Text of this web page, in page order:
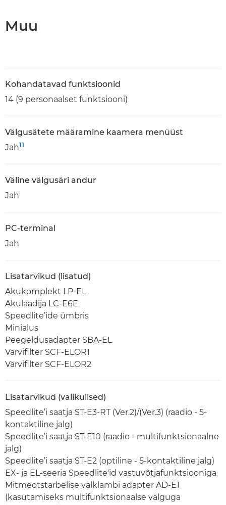
Muu
Kohandatavad funktsioonid
14 (9 personaalset funktsiooni)
Välgusätete määramine kaamera menüüst
Jah11
Väline välgusäri andur
Jah
PC-terminal
Jah
Lisatarvikud (lisatud)
Akukomplekt LP-EL
Akulaadija LC-E6E
Speedlite’ide ümbris
Minialus
Peegeldusadapter SBA-EL
Värvifilter SCF-ELOR1
Värvifilter SCF-ELOR2
Lisatarvikud (valikulised)
Speedlite’i saatja ST-E3-RT (Ver.2)/(Ver.3) (raadio - 5-
kontaktiline jalg)
Speedlite’i saatja ST-E10 (raadio - multifunktsionaalne
jalg)
Speedlite’i saatja ST-E2 (optiline - 5-kontaktiline jalg)
EX- ja EL-seeria Speedlite'id vastuvõtjafunktsiooniga
Mitmeotstarbelise välklambi adapter AD-E1
(kasutamiseks multifunktsionaalse välguga